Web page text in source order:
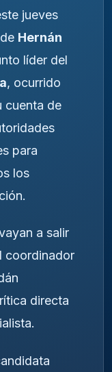
jueves
Hernán
líder del
, ocurrido
cuenta de
para
los
a salir
coordinador
directa